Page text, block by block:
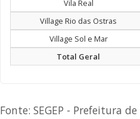
Vila Real
Village Rio das Ostras
Village Sol e Mar
Total Geral
Fonte: SEGEP - Prefeitura